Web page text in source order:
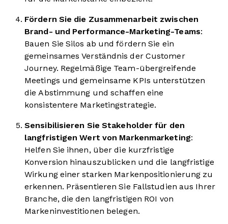
Fördern Sie die Zusammenarbeit zwischen
Brand- und Performance-Marketing-Teams:
Bauen Sie Silos ab und fördern Sie ein
gemeinsames Verständnis der Customer
Journey. Regelmäßige Team-übergreifende
Meetings und gemeinsame KPIs unterstützen
die Abstimmung und schaffen eine
konsistentere Marketingstrategie.
Sensibilisieren Sie Stakeholder für den
langfristigen Wert von Markenmarketing:
Helfen Sie ihnen, über die kurzfristige
Konversion hinauszublicken und die langfristige
Wirkung einer starken Markenpositionierung zu
erkennen. Präsentieren Sie Fallstudien aus Ihrer
Branche, die den langfristigen ROI von
Markeninvestitionen belegen.